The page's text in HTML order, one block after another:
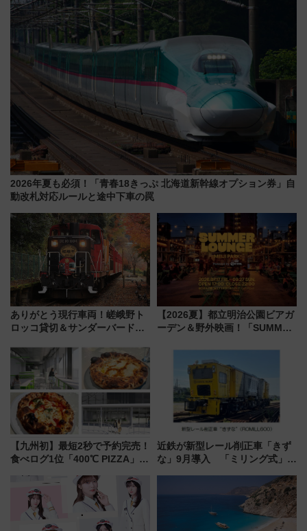
注目スポット
を満喫（千葉県浦安市）
2026年夏も必須！「青春18きっぷ 北海道新幹線オプション券」自
動改札対応ルールと途中下車の罠
ありがとう現行車両！嵯峨野ト
ロッコ貸切＆サンダーバードレ
斉藤雪乃＆福原トシヒロと行
く！9月13日「京都の鉄道満喫
ツアー」開催
【2026夏】都立明治公園ビアガ
ーデン＆野外映画！「SUMMER
を満喫！
【九州初】最短2秒で予約完売！
食べログ1位「400℃ PIZZA」が
プン。もつ鍋風など限定メニュ
ーも
近鉄が新型レール削正車「きず
な」9月導入 「ミリング式」採
化！安全性や乗り心地の向上に
貢献するだけでなく、全線区で
活躍するための仕組みも